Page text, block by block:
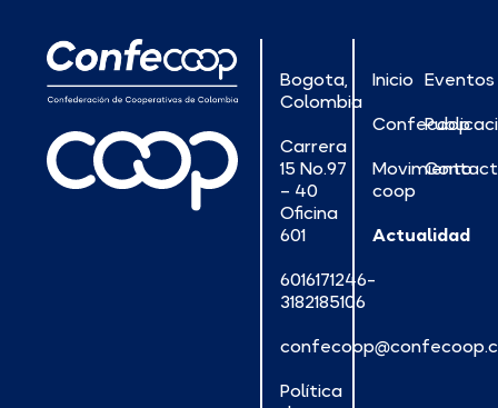
Bogota,
Colombia
Carrera
15 No.97
– 40
Oficina
601
6016171246-
3182185106
Política
Inicio
Confecoop
Movimiento
coop
Actualidad
Eventos